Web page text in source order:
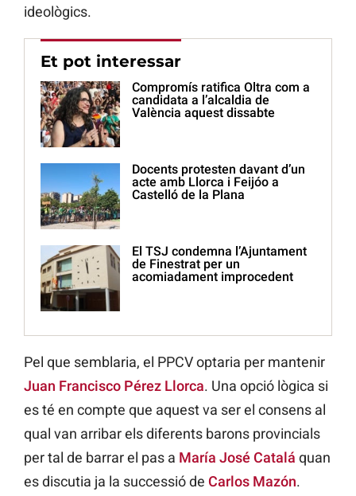
ideològics.
Et pot interessar
Compromís ratifica Oltra com a
candidata a l’alcaldia de
València aquest dissabte
Docents protesten davant d’un
acte amb Llorca i Feijóo a
Castelló de la Plana
El TSJ condemna l’Ajuntament
de Finestrat per un
acomiadament improcedent
Pel que semblaria, el PPCV optaria per mantenir
Juan Francisco Pérez Llorca. Una opció lògica si
es té en compte que aquest va ser el consens al
qual van arribar els diferents barons provincials
per tal de barrar el pas a María José Catalá quan
es discutia ja la successió de Carlos Mazón.